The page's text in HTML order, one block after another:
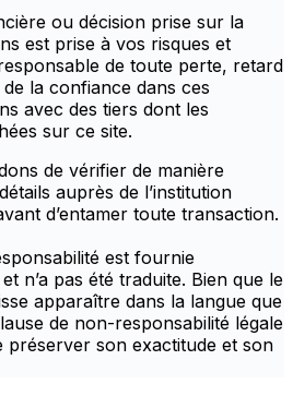
ou décision prise sur la
est prise à vos risques et
de toute perte, retard
la confiance dans ces
avec des tiers dont les
sur ce site.
de vérifier de manière
auprès de l’institution
d’entamer toute transaction.
est fournie
n’a pas été traduite. Bien que le
apparaître dans la langue que
de non-responsabilité légale
préserver son exactitude et son